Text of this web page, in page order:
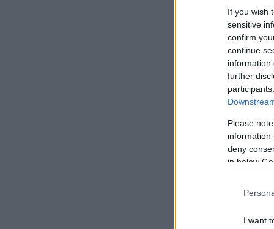
If you wish
sensitive
confirm
continue
information
further
Please
information
deny
in below
I want